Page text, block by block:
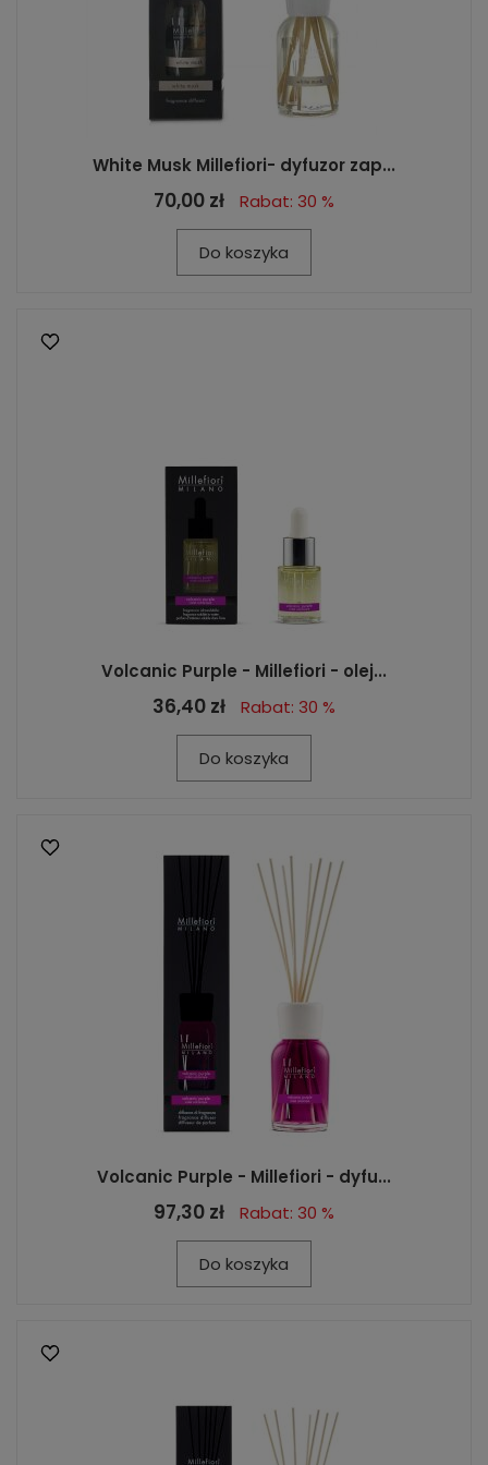
White Musk Millefiori- dyfuzor zap...
70,00 zł Rabat: 30 %
Do koszyka
Volcanic Purple - Millefiori - olej...
36,40 zł Rabat: 30 %
Do koszyka
Volcanic Purple - Millefiori - dyfu...
97,30 zł Rabat: 30 %
Do koszyka